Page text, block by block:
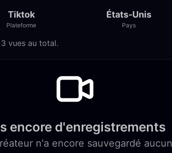
Tiktok
Plateforme
États-Unis
Pays
vues au total.
encore d'enregistrements
n'a encore sauvegardé aucun